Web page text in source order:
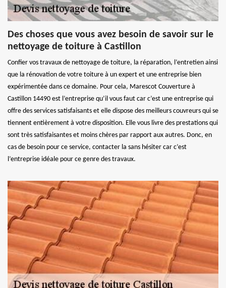
Des choses que vous avez besoin de savoir sur le
nettoyage de toiture à Castillon
Confier vos travaux de nettoyage de toiture, la réparation, l’entretien ainsi
que la rénovation de votre toiture à un expert et une entreprise bien
expérimentée dans ce domaine. Pour cela, Marescot Couverture à
Castillon 14490 est l’entreprise qu’il vous faut car c’est une entreprise qui
offre des services satisfaisants et elle dispose des meilleurs couvreurs qui se
tiennent entièrement à votre disposition. Elle vous livre des prestations qui
sont très satisfaisantes et moins chères par rapport aux autres. Donc, en
cas de besoin pour ce service, contacter la sans hésiter car c’est
l’entreprise idéale pour ce genre des travaux.